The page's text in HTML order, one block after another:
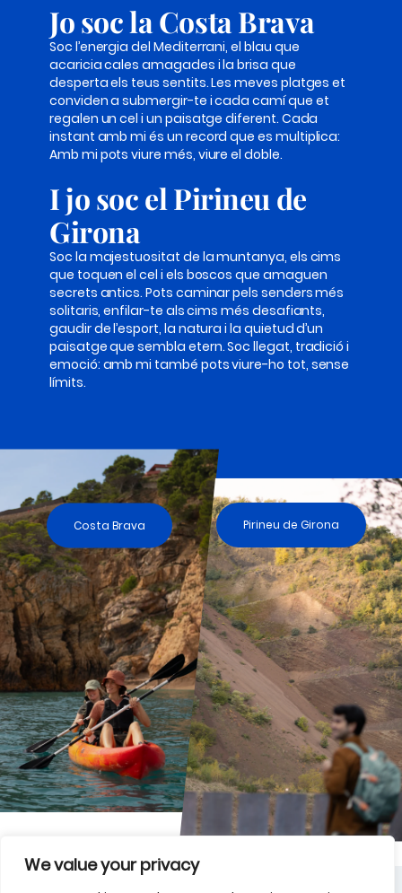
We value your privacy
Costa Brava
Jo soc la Costa Brava
Soc l’energia del Mediterrani, el blau que
acaricia cales amagades i la brisa que
desperta els teus sentits. Les meves platges et
conviden a submergir-te i cada camí que et
regalen un cel i un paisatge diferent. Cada
instant amb mi és un record que es multiplica:
Amb mi pots viure més, viure el doble.
I jo soc el Pirineu de
Girona
Soc la majestuositat de la muntanya, els cims
que toquen el cel i els boscos que amaguen
secrets antics. Pots caminar pels senders més
solitaris, enfilar-te als cims més desafiants,
gaudir de l’esport, la natura i la quietud d’un
paisatge que sembla etern. Soc llegat, tradició i
emoció: amb mi també pots viure-ho tot, sense
límits.
Pirineu de Girona